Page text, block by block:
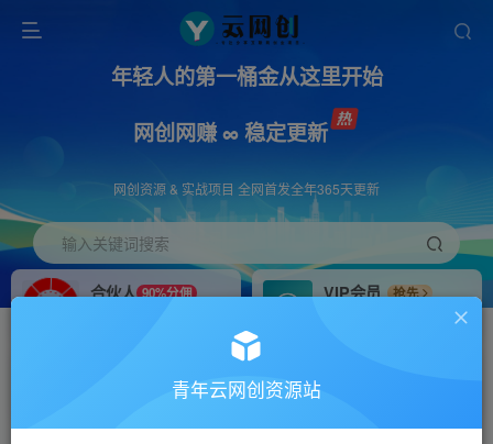
年轻人的第一桶金从这里开始
网创网赚 ∞ 稳定更新
网创资源 & 实战项目 全网首发全年365天更新
输入关键词搜索
合伙人 90%分佣
VIP会员
抢先
搭建同款网站，自己当老板
青年云网创资源站